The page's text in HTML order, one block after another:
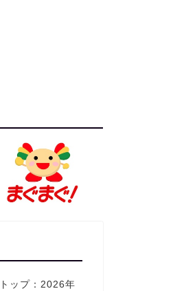
ップ：2026年